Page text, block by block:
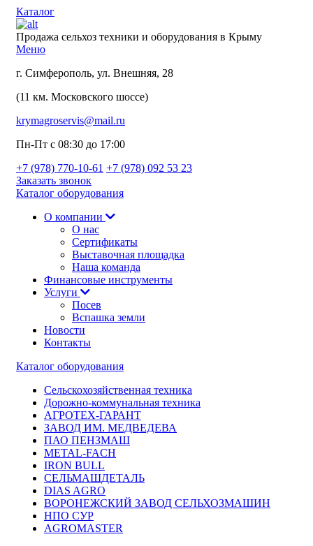
Каталог
Продажа сельхоз техники и оборудования в Крыму
Меню
г. Симферополь, ул. Внешняя, 28
(11 км. Московского шоссе)
krymagroservis@mail.ru
Пн-Пт с 08:30 до 17:00
+7 (978) 770-10-61 +7 (978) 092 53 23
Заказать звонок
Каталог оборудования
О компании
О нас
Сертификаты
Выставочная площадка
Наша команда
Финансовые инструменты
Услуги
Посев
Вспашка земли
Новости
Контакты
Каталог оборудования
Сельскохозяйственная техника
Дорожно-коммунальная техника
АГРОТЕХ-ГАРАНТ
ЗАВОД ИМ. МЕДВЕДЕВА
ПАО ПЕНЗМАШ
METAL-FACH
IRON BULL
СЕЛЬМАШДЕТАЛЬ
DIAS AGRO
ВОРОНЕЖСКИЙ ЗАВОД СЕЛЬХОЗМАШИН
НПО СУР
AGROMASTER